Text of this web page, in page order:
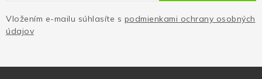
Vložením e-mailu súhlasíte s podmienkami ochrany osobných
údajov